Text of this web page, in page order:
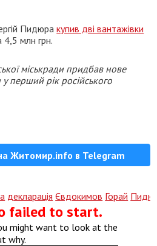
Пидюракупив дві вантажівки
4,5 млн грн.
міськради придбав нове
перший рік російського
Житомир.info в Telegram
декларація Євдокимов Горай
failed to start.
might want to look at the
why.